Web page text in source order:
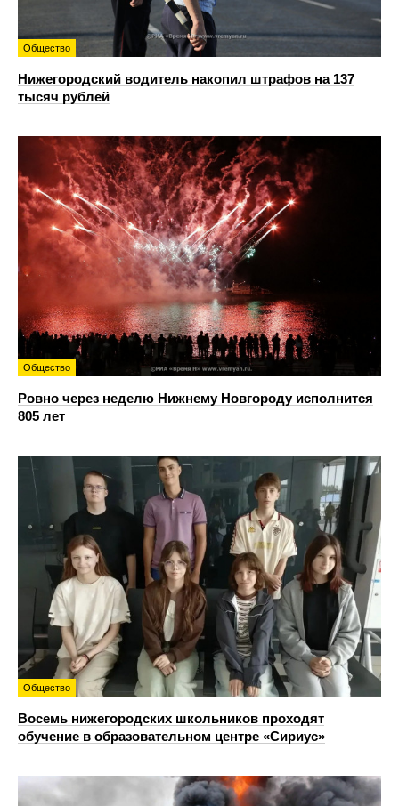
Общество
Нижегородский водитель накопил штрафов на 137
тысяч рублей
Общество
Ровно через неделю Нижнему Новгороду исполнится
805 лет
Общество
Восемь нижегородских школьников проходят
обучение в образовательном центре «Сириус»